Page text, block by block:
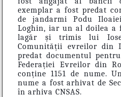
exemplar a fost predat
de jandarmi Podu
Loghin, iar un al doilea a
lagăr și trimis lui
Comunității evreilor din
predat documentul
Federației Evreilor din
conține 1151 de nume.
nume a fost arhivat de
în arhiva CNSAS.